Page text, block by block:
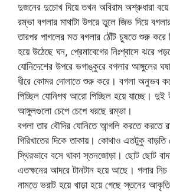
দুজনের দুচোখ দিয়ে তখন অবিরাম অশ্রুধারা
রম্ভা বগলার মাথাটা উপরে তুলে জিভ দিয়ে
তারপর পাগলের মত বগলার ঠোঁট চুষতে শুরু করে
হয়ে উঠেছে ঘন, প্রেমাবেগের নিঃশ্বাসে ঝরে
যোনিদেশের উপরে ভগাঙ্কুরে বগলার আঙ্গুলের
ধীরে কোমর দোলাতে শুরু করে। বগলা অনুভব
পিচ্ছিল যোনিপথ আরো পিচ্ছিল হয়ে যাচ্ছে। দুই
আঙ্গুলগুলো চেপে চেপে ধরছে রম্ভা।
বগলা তার বৌদির যোনিতে আন্গলি করতে করতে
গিরিখাতের দিকে তাকায়। কোথাও এতটুকু
স্থিরভাবে বসে থাকা স্তনজোড়া। ছোট ছোট
এতক্ষনের আদরে টানটান হয়ে আছে। গলার নিচ
নামতে ভরাট হয়ে খাড়া হয়ে গেছে স্তনের